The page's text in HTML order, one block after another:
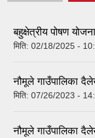
बहुक्षेत्रीय पोषण
मिति: 02/18/2025 -
नौमूले गाउँपालिका
मिति: 07/26/2023 -
नौमूले गाउँपालिका